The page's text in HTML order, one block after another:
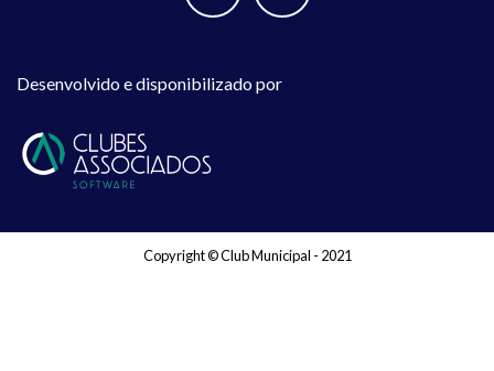
Desenvolvido e disponibilizado por
Copyright © Club Municipal - 2021